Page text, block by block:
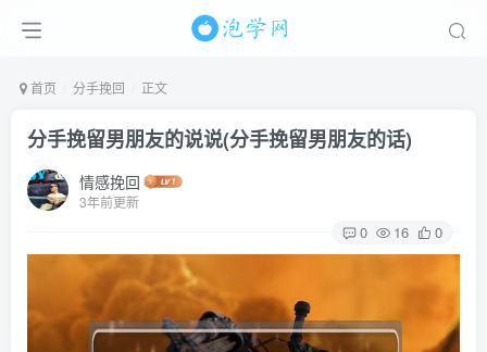
首页 分手挽回 正文
分手挽留男朋友的说说(分手挽留男朋友的话)
情感挽回
3年前更新
0 16 0